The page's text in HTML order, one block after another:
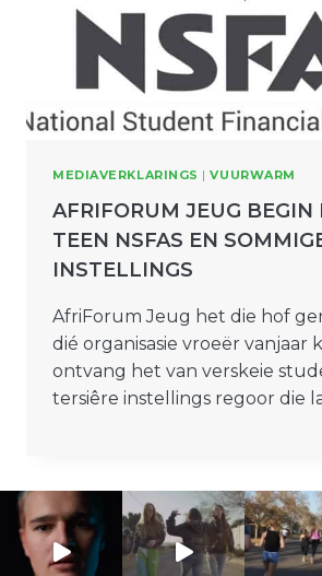
MEDIAVERKLARINGS |VUURWARM
AFRIFORUM JEUG BEGIN
TEEN NSFAS EN
INSTELLINGS
AfriForum Jeug het die hof
dié organisasie vroeër vanjaar
ontvang het van verskeie
tersiêre instellings regoor die